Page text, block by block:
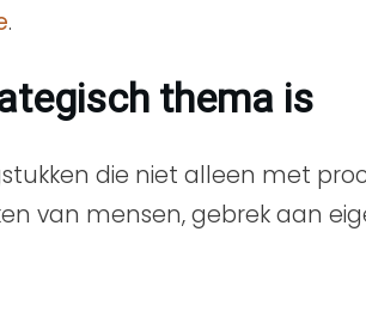
.
thema is
die niet alleen met
van mensen, gebrek aan